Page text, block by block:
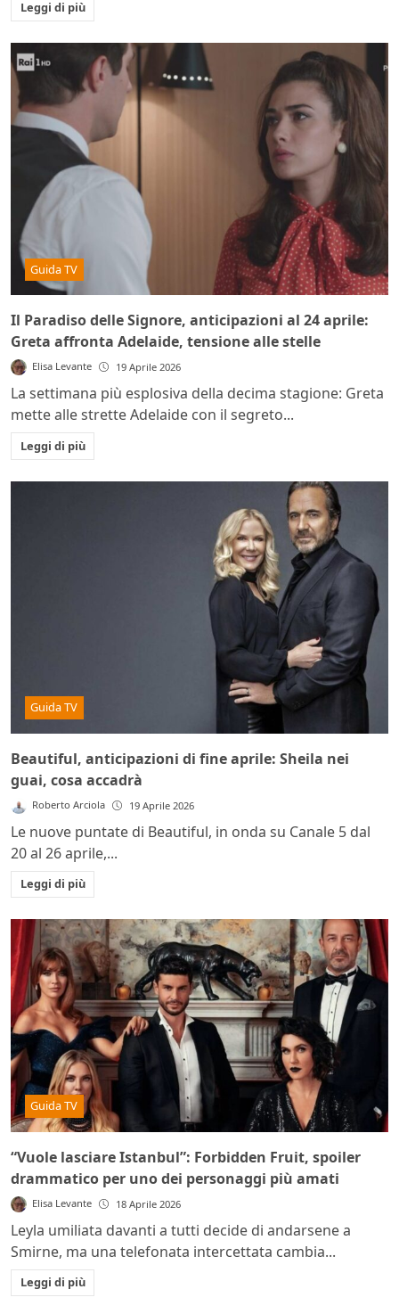
Leggi di più
Guida TV
Il Paradiso delle Signore, anticipazioni al 24 aprile:
Greta affronta Adelaide, tensione alle stelle
Elisa Levante 19 Aprile 2026
La settimana più esplosiva della decima stagione: Greta
mette alle strette Adelaide con il segreto...
Leggi di più
Guida TV
Beautiful, anticipazioni di fine aprile: Sheila nei
guai, cosa accadrà
Roberto Arciola 19 Aprile 2026
Le nuove puntate di Beautiful, in onda su Canale 5 dal
20 al 26 aprile,...
Leggi di più
Guida TV
“Vuole lasciare Istanbul”: Forbidden Fruit, spoiler
drammatico per uno dei personaggi più amati
Elisa Levante 18 Aprile 2026
Leyla umiliata davanti a tutti decide di andarsene a
Smirne, ma una telefonata intercettata cambia...
Leggi di più